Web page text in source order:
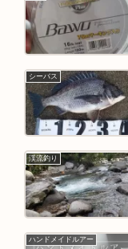
シーバス
渓流釣り
ハンドメイドルアー